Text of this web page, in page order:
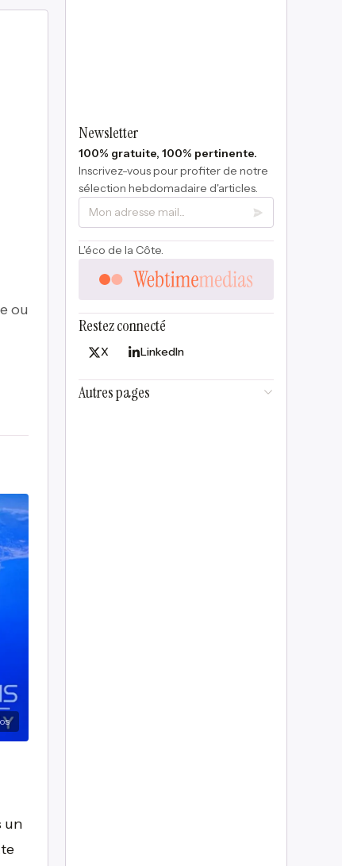
ou
un
Newsletter
100% gratuite, 100% pertinente.
Inscrivez-vous pour profiter de notre
sélection hebdomadaire d'articles.
L'éco de la Côte.
Restez connecté
X LinkedIn
Autres pages